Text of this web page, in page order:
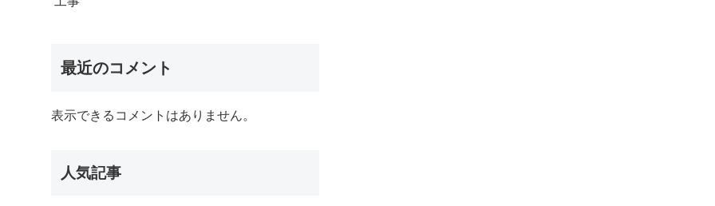
最近のコメント
表示できるコメントはありません。
人気記事